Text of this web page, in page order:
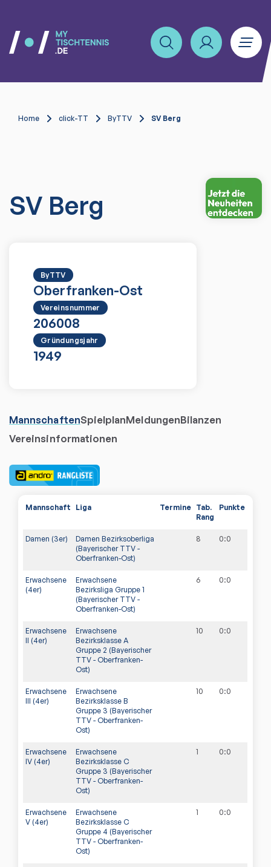
Home click-TT ByTTV SV Berg
SV Berg
ByTTV
Oberfranken-Ost
Vereinsnummer
206008
Gründungsjahr
1949
MannschaftenSpielplanMeldungenBilanzen
Vereinsinformationen
Mannschaft Liga Termine Tab.
Rang
Punkte
Damen (3er)
Damen Bezirksoberliga
(Bayerischer TTV -
Oberfranken-Ost)
8 0:0
Erwachsene
(4er)
Erwachsene
Bezirksliga Gruppe 1
(Bayerischer TTV -
Oberfranken-Ost)
6 0:0
Erwachsene
II (4er)
Erwachsene
Bezirksklasse A
Gruppe 2 (Bayerischer
TTV - Oberfranken-
Ost)
10 0:0
Erwachsene
III (4er)
Erwachsene
Bezirksklasse B
Gruppe 3 (Bayerischer
TTV - Oberfranken-
Ost)
10 0:0
Erwachsene
IV (4er)
Erwachsene
Bezirksklasse C
Gruppe 3 (Bayerischer
TTV - Oberfranken-
Ost)
1 0:0
Erwachsene
V (4er)
Erwachsene
Bezirksklasse C
Gruppe 4 (Bayerischer
TTV - Oberfranken-
Ost)
1 0:0